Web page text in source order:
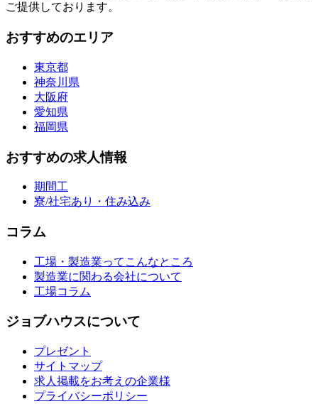
ご提供しております。
おすすめのエリア
東京都
神奈川県
大阪府
愛知県
福岡県
おすすめの求人情報
期間工
寮/社宅あり・住み込み
コラム
工場・製造業ってこんなところ
製造業に関わる会社について
工場コラム
ジョブハウスについて
プレゼント
サイトマップ
求人掲載をお考えの企業様
プライバシーポリシー